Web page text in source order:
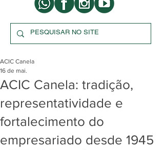
ACIC Canela: tradição,
representatividade e
fortalecimento do
empresariado desde 1945
ACIC Canela
16 de mai.